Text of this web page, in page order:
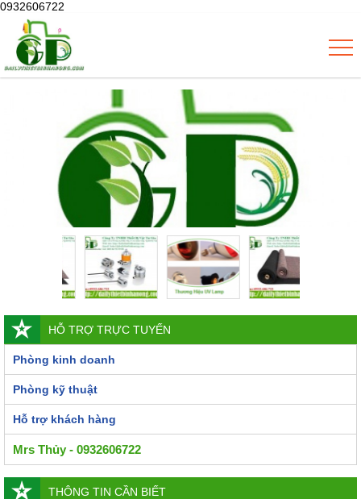
0932606722
HỖ TRỢ TRỰC TUYẾN
Phòng kinh doanh
Phòng kỹ thuật
Hỗ trợ khách hàng
Mrs Thủy - 0932606722
THÔNG TIN CẦN BIẾT